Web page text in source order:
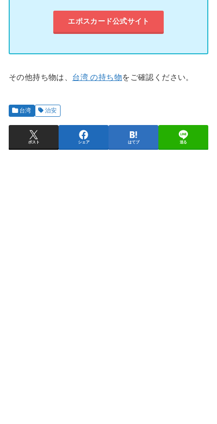
エポスカード公式サイト
その他持ち物は、 台湾 の持ち物をご確認ください。
台湾 治安
ポスト シェア はてブ 送る